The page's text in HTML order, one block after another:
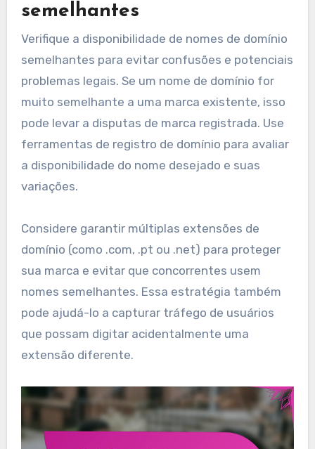
semelhantes
Verifique a disponibilidade de nomes de domínio
semelhantes para evitar confusões e potenciais
problemas legais. Se um nome de domínio for
muito semelhante a uma marca existente, isso
pode levar a disputas de marca registrada. Use
ferramentas de registro de domínio para avaliar
a disponibilidade do nome desejado e suas
variações.
Considere garantir múltiplas extensões de
domínio (como .com, .pt ou .net) para proteger
sua marca e evitar que concorrentes usem
nomes semelhantes. Essa estratégia também
pode ajudá-lo a capturar tráfego de usuários
que possam digitar acidentalmente uma
extensão diferente.